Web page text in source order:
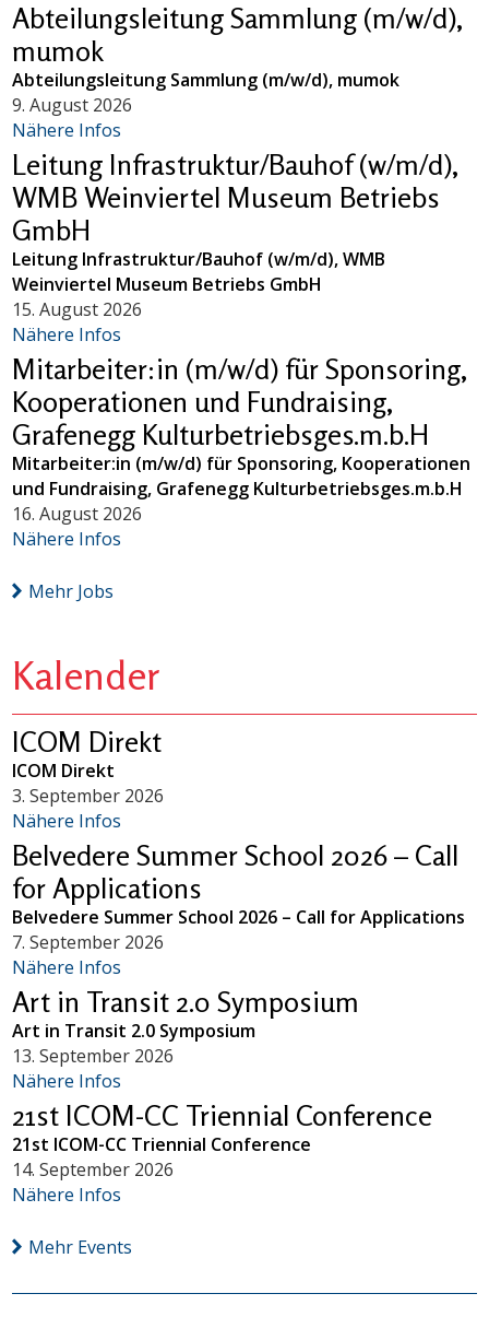
Abteilungsleitung Sammlung (m/w/d),
mumok
Abteilungsleitung Sammlung (m/w/d), mumok
9. August 2026
Nähere Infos
Leitung Infrastruktur/Bauhof (w/m/d),
WMB Weinviertel Museum Betriebs
GmbH
Leitung Infrastruktur/Bauhof (w/m/d), WMB
Weinviertel Museum Betriebs GmbH
15. August 2026
Nähere Infos
Mitarbeiter:in (m/w/d) für Sponsoring,
Kooperationen und Fundraising,
Grafenegg Kulturbetriebsges.m.b.H
Mitarbeiter:in (m/w/d) für Sponsoring, Kooperationen
und Fundraising, Grafenegg Kulturbetriebsges.m.b.H
16. August 2026
Nähere Infos
Mehr Jobs
Kalender
ICOM Direkt
ICOM Direkt
3. September 2026
Nähere Infos
Belvedere Summer School 2026 – Call
for Applications
Belvedere Summer School 2026 – Call for Applications
7. September 2026
Nähere Infos
Art in Transit 2.0 Symposium
Art in Transit 2.0 Symposium
13. September 2026
Nähere Infos
21st ICOM-CC Triennial Conference
21st ICOM-CC Triennial Conference
14. September 2026
Nähere Infos
Mehr Events